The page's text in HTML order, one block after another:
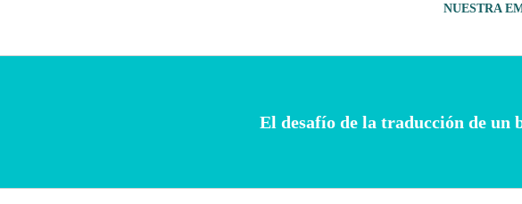
NUESTRA
El desafío de la traducción de